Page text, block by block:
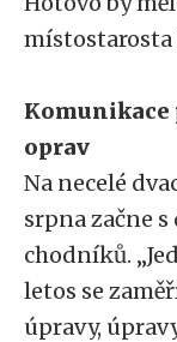
místostarosta
Komunikace
oprav
Na necelé
srpna začne
chodníků.
letos se
úpravy,